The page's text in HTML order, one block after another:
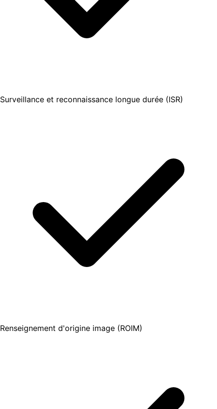
Surveillance et reconnaissance longue durée (ISR)
Renseignement d'origine image (ROIM)